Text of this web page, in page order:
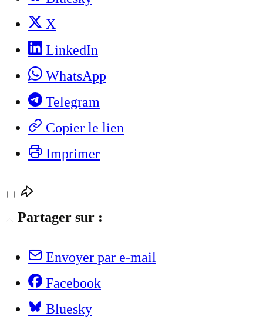
X
LinkedIn
WhatsApp
Telegram
Copier le lien
Imprimer
Partager sur :
Envoyer par e-mail
Facebook
Bluesky